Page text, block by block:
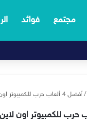
مجتمع فوائد
/ أفضل 4 ألعاب حرب للكمبيوتر اون لاين 2021